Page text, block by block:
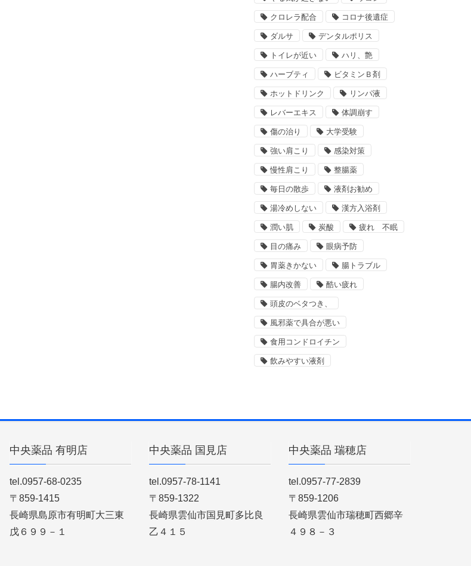
クロレラ配合 コロナ後遺症
ダルサ デンタルポリス
トイレが近い ハリ、艶
ハーブティ ビタミンＢ剤
ホットドリンク リンパ液
レバーエキス 体調崩す
傷の治り 大学受験
強い肩こり 感染対策
慢性肩こり 整腸薬
毎日の散歩 液剤お勧め
湯冷めしない 漢方入浴剤
潤い肌 炭酸 疲れ 不眠
目の痛み 眼病予防
胃薬きかない 腸トラブル
腸内改善 酷い疲れ
頭皮のベタつき、
風邪薬で具合が悪い
食用コンドロイチン
飲みやすい液剤
中央薬品 有明店
tel.0957-68-0235
〒859-1415
長崎県島原市有明町大三東
戊６９９－１
中央薬品 国見店
tel.0957-78-1141
〒859-1322
長崎県雲仙市国見町多比良
乙４１５
中央薬品 瑞穂店
tel.0957-77-2839
〒859-1206
長崎県雲仙市瑞穂町西郷辛
４９８－３